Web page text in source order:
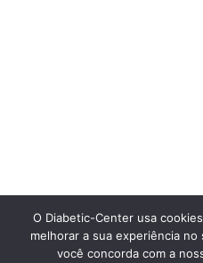
O Diabetic-Center usa
melhorar a sua experiência
você concorda com a